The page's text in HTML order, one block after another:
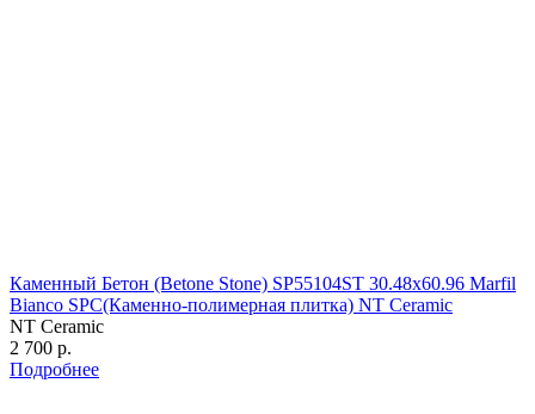
Каменный Бетон (Betone Stone) SP55104ST 30.48х60.96 Marfil
Bianco SPC(Каменно-полимерная плитка) NT Ceramic
NT Ceramic
2 700 р.
Подробнее